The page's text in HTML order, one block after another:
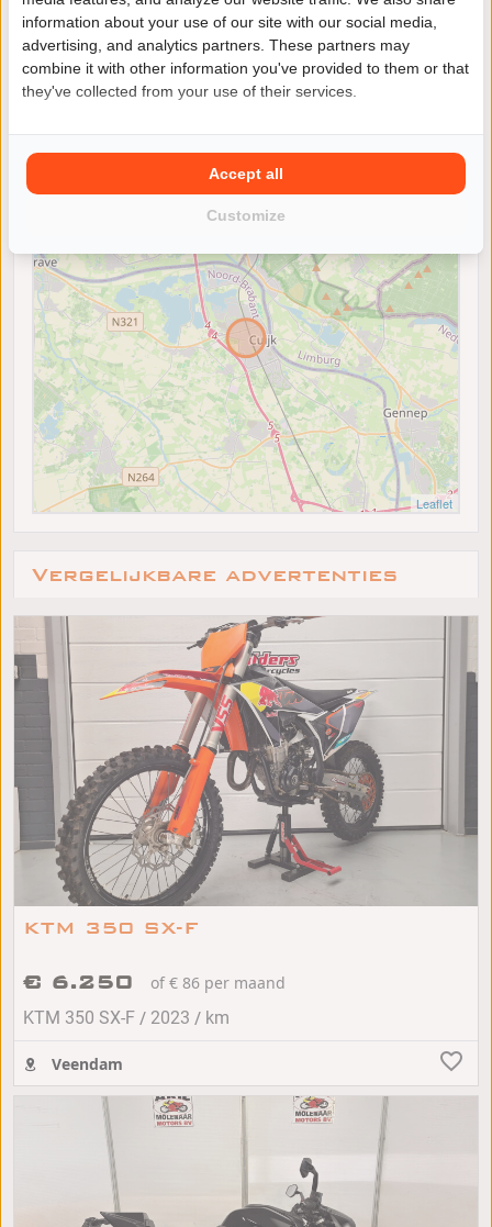
+
Leaflet
Vergelijkbare advertenties
KTM 350 SX-F
€ 6.250
of € 86 per maand
KTM 350 SX-F / 2023 / km
Veendam
information about your use of our site with our social media,
advertising, and analytics partners. These partners may
combine it with other information you've provided to them or that
they've collected from your use of their services.
Customize
Accept all